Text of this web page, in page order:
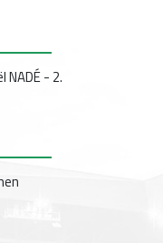
NADÉ - 2.